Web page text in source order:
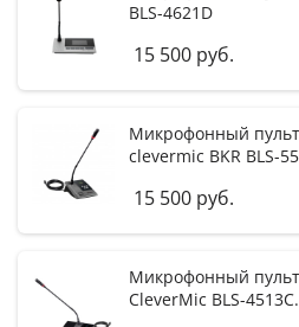
BLS-4621D
15 500 руб.
Микрофонный
clevermic BKR BLS-
15 500 руб.
Микрофонный
CleverMic BLS-